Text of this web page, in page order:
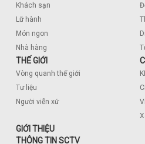
Khách sạn
Lữ hành
Món ngon
Nhà hàng
THẾ GIỚI
Vòng quanh thế giới
Tư liệu
Người viễn xứ
GIỚI THIỆU
THÔNG TIN SCTV